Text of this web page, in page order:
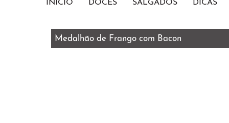
INÍCIO DOCES SALGADOS DICAS
Medalhão de Frango com Bacon